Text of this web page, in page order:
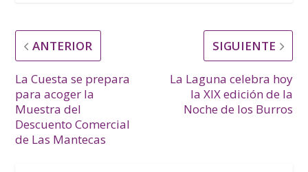
ANTERIOR
La Cuesta se prepara
para acoger la
Muestra del
Descuento Comercial
de Las Mantecas
SIGUIENTE
La Laguna celebra hoy
la XIX edición de la
Noche de los Burros